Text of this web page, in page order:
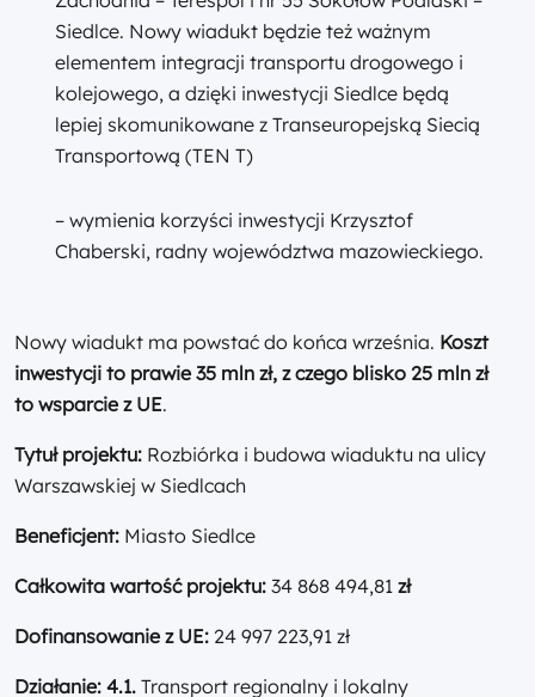
Siedlce. Nowy wiadukt będzie też ważnym
elementem integracji transportu drogowego i
kolejowego, a dzięki inwestycji Siedlce będą
lepiej skomunikowane z Transeuropejską Siecią
Transportową (TEN T)
– wymienia korzyści inwestycji Krzysztof
Chaberski, radny województwa mazowieckiego.
Nowy wiadukt ma powstać do końca września. Koszt
inwestycji to prawie 35 mln zł, z czego blisko 25 mln zł
to wsparcie z UE.
Tytuł projektu: Rozbiórka i budowa wiaduktu na ulicy
Warszawskiej w Siedlcach
Beneficjent: Miasto Siedlce
Całkowita wartość projektu: 34 868 494,81 zł
Dofinansowanie zUE: 24 997 223,91 zł
Działanie: 4.1. Transport regionalny i lokalny